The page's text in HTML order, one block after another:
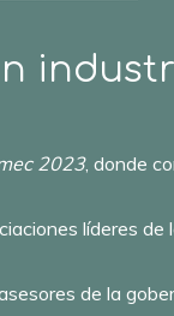
2023, donde
líderes de
de la